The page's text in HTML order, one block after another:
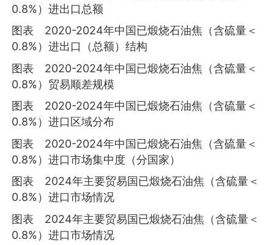
0.8%）进出口总额
图表 2020-2024年中国已煅烧石油焦（含硫量＜
0.8%）进出口（总额）结构
图表 2020-2024年中国已煅烧石油焦（含硫量＜
0.8%）贸易顺差规模
图表 2020-2024年中国已煅烧石油焦（含硫量＜
0.8%）进口区域分布
图表 2020-2024年中国已煅烧石油焦（含硫量＜
0.8%）进口市场集中度（分国家）
图表 2024年主要贸易国已煅烧石油焦（含硫量＜
0.8%）进口市场情况
图表 2024年主要贸易国已煅烧石油焦（含硫量＜
0.8%）进口市场情况